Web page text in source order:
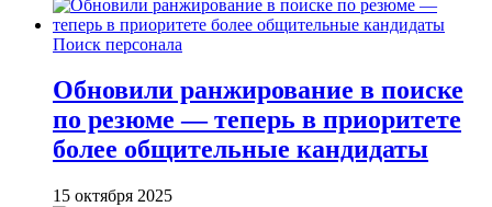
Поиск персонала
Обновили ранжирование в поиске
по резюме — теперь в приоритете
более общительные кандидаты
15 октября 2025